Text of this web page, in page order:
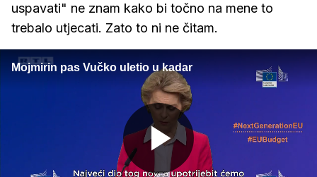
uspavati" ne znam kako bi točno na mene to
trebalo utjecati. Zato to ni ne čitam.
Mojmirin pas Vučko uletio u kadar